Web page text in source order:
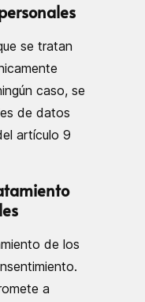
se tratan
caso, se
de datos
artículo 9
de los
a